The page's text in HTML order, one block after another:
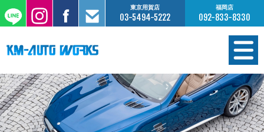
東京用賀店
03-5494-5222
福岡店
092-833-8330
在庫情報
オーダー販売